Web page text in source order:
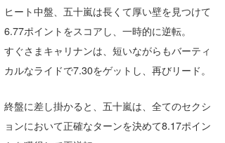
ヒート中盤、五十嵐は長くて厚い壁を見つけて
6.77ポイントをスコアし、一時的に逆転。
すぐさまキャリナンは、短いながらもバーティ
カルなライドで7.30をゲットし、再びリード。
終盤に差し掛かると、五十嵐は、全てのセクシ
ョンにおいて正確なターンを決めて8.17ポイン
CBA Films
田原啓江
NOBUFUKU
大野”MAR”修聖
喜納海人
chan-U
G◎Da
H
KID